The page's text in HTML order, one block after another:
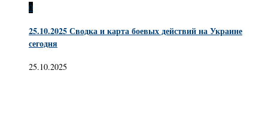
0
25.10.2025 Сводка и карта боевых действий на Украине
сегодня
25.10.2025